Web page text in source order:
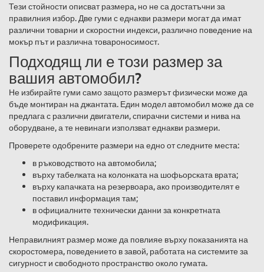
Тези стойности описват размера, но не са достатъчни за
правилния избор. Две гуми с еднакви размери могат да имат
различни товарни и скоростни индекси, различно поведение на
мокър път и различна товароносимост.
Подходящ ли е този размер за
вашия автомобил?
Не избирайте гуми само защото размерът физически може да
бъде монтиран на джантата. Един модел автомобил може да се
предлага с различни двигатели, спирачни системи и нива на
оборудване, а те невинаги използват еднакви размери.
Проверете одобрените размери на едно от следните места:
в ръководството на автомобила;
върху табелката на колонката на шофьорската врата;
върху капачката на резервоара, ако производителят е
поставил информация там;
в официалните технически данни за конкретната
модификация.
Неправилният размер може да повлияе върху показанията на
скоростомера, поведението в завой, работата на системите за
сигурност и свободното пространство около гумата.